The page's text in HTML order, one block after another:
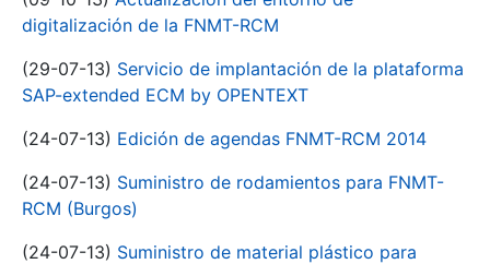
digitalización de la FNMT-RCM
(29-07-13) Servicio de implantación de la plataforma
SAP-extended ECM by OPENTEXT
(24-07-13) Edición de agendas FNMT-RCM 2014
(24-07-13) Suministro de rodamientos para FNMT-
RCM (Burgos)
(24-07-13) Suministro de material plástico para